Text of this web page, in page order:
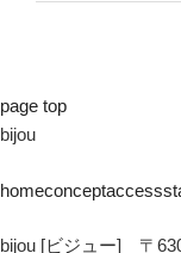
page top
bijou
homeconceptaccess
bijou [ビジュー] 〒